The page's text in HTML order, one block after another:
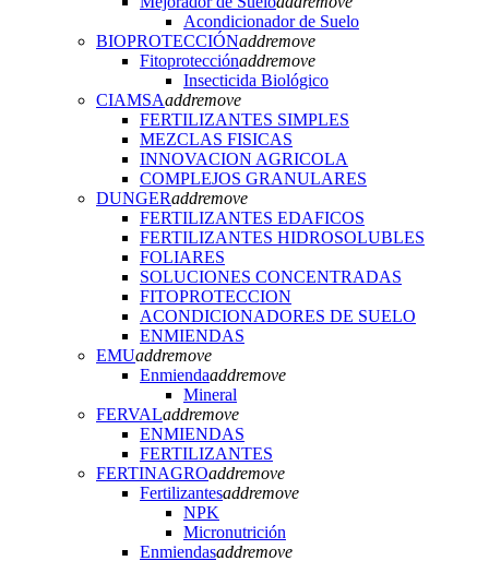
Acondicionador de Suelo
BIOPROTECCIÓNaddremove
Fitoprotecciónaddremove
Insecticida Biológico
CIAMSAaddremove
FERTILIZANTES SIMPLES
MEZCLAS FISICAS
INNOVACION AGRICOLA
COMPLEJOS GRANULARES
DUNGERaddremove
FERTILIZANTES EDAFICOS
FERTILIZANTES HIDROSOLUBLES
FOLIARES
SOLUCIONES CONCENTRADAS
FITOPROTECCION
ACONDICIONADORES DE SUELO
ENMIENDAS
EMUaddremove
Enmiendaaddremove
Mineral
FERVALaddremove
ENMIENDAS
FERTILIZANTES
FERTINAGROaddremove
Fertilizantesaddremove
NPK
Micronutrición
Enmiendasaddremove